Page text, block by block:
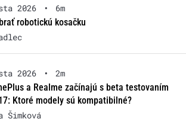
2026 •
6m
robotickú kosačku
2026 •
2m
a Realme začínajú s beta testovaním
Ktoré modely sú kompatibilné?
Šimková